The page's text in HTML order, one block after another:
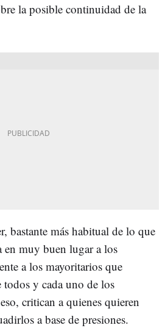
la posible continuidad de la
bastante más habitual de lo que
en muy buen lugar a los
a los mayoritarios que
y cada uno de los
critican a quienes quieren
a base de presiones.